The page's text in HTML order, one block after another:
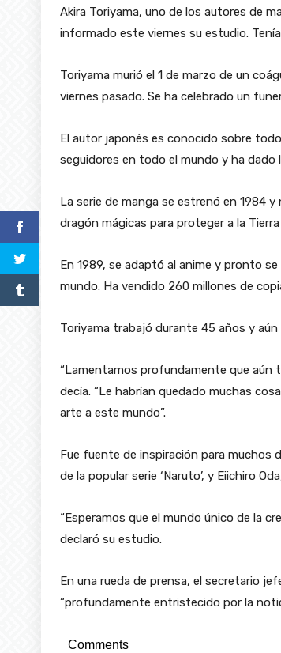
Akira Toriyama, uno de los autores de
informado este viernes su estudio.
Toriyama murió el 1 de marzo de un
viernes pasado. Se ha celebrado un
El autor japonés es conocido sobre
seguidores en todo el mundo y ha dado
La serie de manga se estrenó en 1984
dragón mágicas para proteger a la
En 1989, se adaptó al anime y pronto
mundo. Ha vendido 260 millones de
Toriyama trabajó durante 45 años y
“Lamentamos profundamente que aún
decía. “Le habrían quedado muchas
arte a este mundo”.
Fue fuente de inspiración para muchos
de la popular serie ‘Naruto’, y Eiichiro
“Esperamos que el mundo único de la
declaró su estudio.
En una rueda de prensa, el secretario
“profundamente entristecido por la
Comments